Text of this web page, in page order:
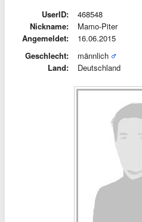
UserID:
468548
Nickname:
Mamo-Piter
Angemeldet:
16.06.2015
Geschlecht:
männlich
Land:
Deutschland